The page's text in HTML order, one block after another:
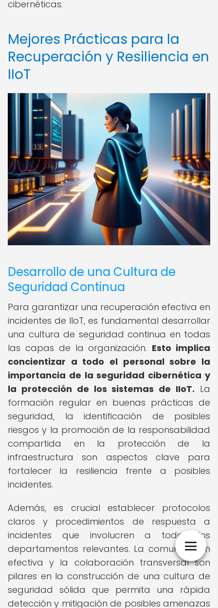
cibernéticas.
Mejores Prácticas para la
Recuperación y Resiliencia en
IIoT
Desarrollo de una Cultura de
Seguridad Continua
Para garantizar una recuperación efectiva en
incidentes de IIoT, es fundamental desarrollar
una cultura de seguridad continua en todas
las capas de la organización. Esto implica
concientizar a todo el personal sobre la
importancia de la seguridad cibernética y
la protección de los sistemas de IIoT. La
formación regular en buenas prácticas de
seguridad, la identificación de posibles
riesgos y la promoción de la responsabilidad
compartida en la protección de la
infraestructura son aspectos clave para
fortalecer la resiliencia frente a posibles
incidentes.
Además, es crucial establecer protocolos
claros y procedimientos de respuesta a
incidentes que involucren a todos los
departamentos relevantes. La comunicación
efectiva y la colaboración transversal son
pilares en la construcción de una cultura de
seguridad sólida que permita una rápida
detección y mitigación de posibles amenazas